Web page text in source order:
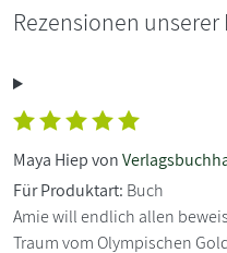
Rezensionen
Maya Hiep von
Für Produktart: Buch
Amie will endlich allen
Traum vom Olympischen